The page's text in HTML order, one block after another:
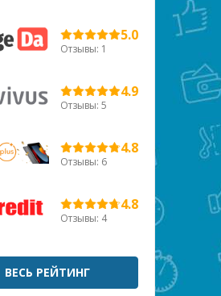
5.0
Отзывы: 1
4.9
Отзывы: 5
4.8
Отзывы: 6
4.8
Отзывы: 4
ВЕСЬ РЕЙТИНГ